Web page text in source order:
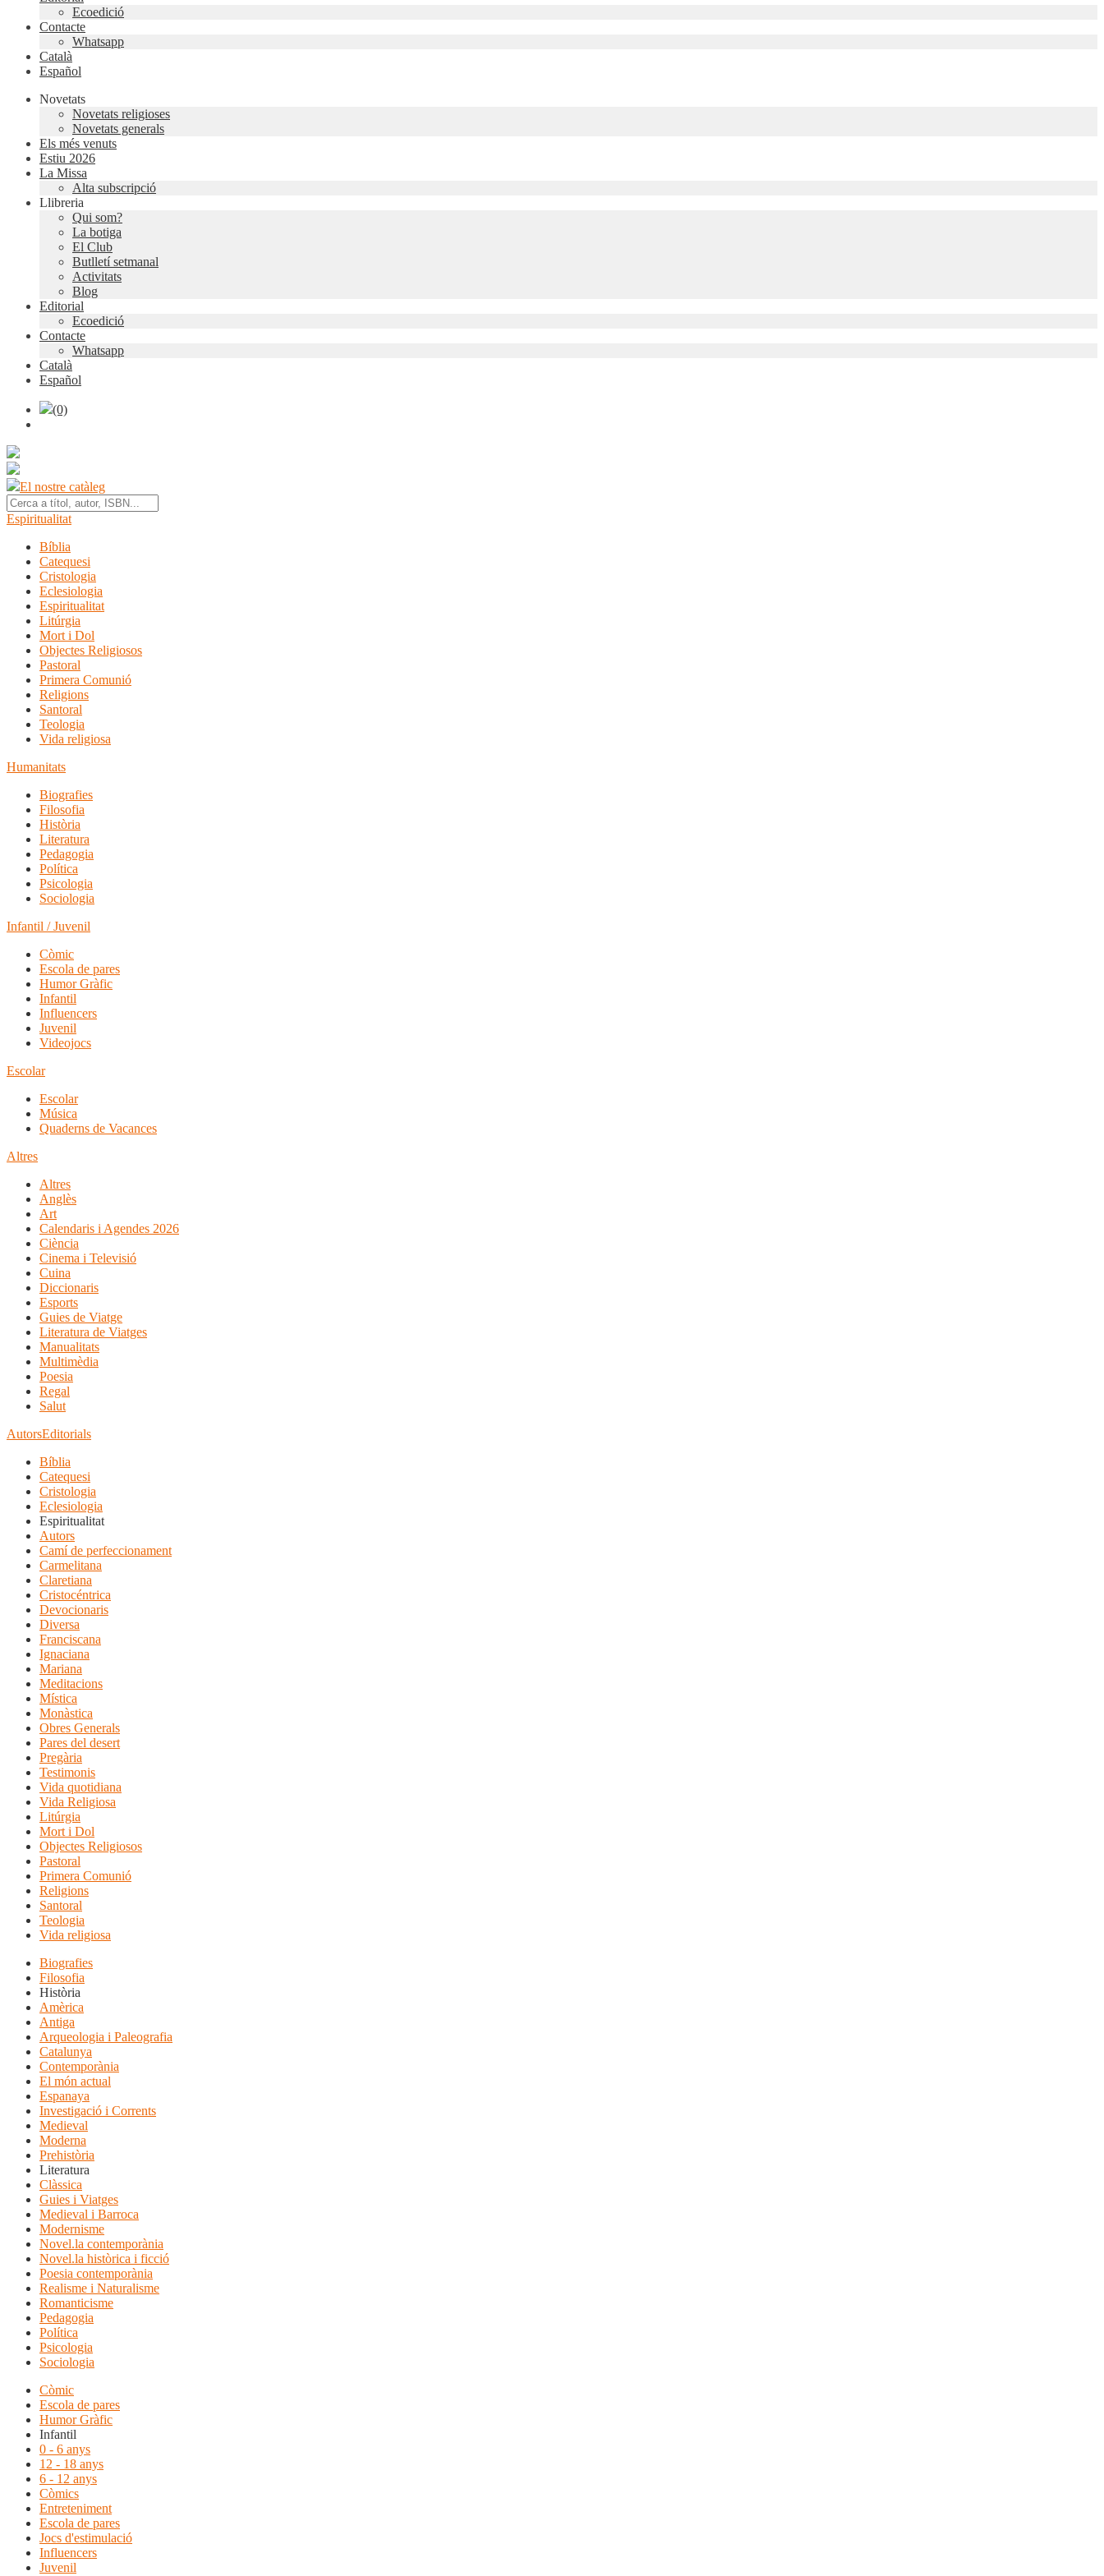
Ecoedició
Contacte
Whatsapp
Català
Español
Novetats
Novetats religioses
Novetats generals
Els més venuts
Estiu 2026
La Missa
Alta subscripció
Llibreria
Qui som?
La botiga
El Club
Butlletí setmanal
Activitats
Blog
Editorial
Ecoedició
Contacte
Whatsapp
Català
Español
(0)
El nostre catàleg
Espiritualitat
Bíblia
Catequesi
Cristologia
Eclesiologia
Espiritualitat
Litúrgia
Mort i Dol
Objectes Religiosos
Pastoral
Primera Comunió
Religions
Santoral
Teologia
Vida religiosa
Humanitats
Biografies
Filosofia
Història
Literatura
Pedagogia
Política
Psicologia
Sociologia
Infantil / Juvenil
Còmic
Escola de pares
Humor Gràfic
Infantil
Influencers
Juvenil
Videojocs
Escolar
Escolar
Música
Quaderns de Vacances
Altres
Altres
Anglès
Art
Calendaris i Agendes 2026
Ciència
Cinema i Televisió
Cuina
Diccionaris
Esports
Guies de Viatge
Literatura de Viatges
Manualitats
Multimèdia
Poesia
Regal
Salut
AutorsEditorials
Bíblia
Catequesi
Cristologia
Eclesiologia
Espiritualitat
Autors
Camí de perfeccionament
Carmelitana
Claretiana
Cristocéntrica
Devocionaris
Diversa
Franciscana
Ignaciana
Mariana
Meditacions
Mística
Monàstica
Obres Generals
Pares del desert
Pregària
Testimonis
Vida quotidiana
Vida Religiosa
Litúrgia
Mort i Dol
Objectes Religiosos
Pastoral
Primera Comunió
Religions
Santoral
Teologia
Vida religiosa
Biografies
Filosofia
Història
Amèrica
Antiga
Arqueologia i Paleografia
Catalunya
Contemporània
El món actual
Espanaya
Investigació i Corrents
Medieval
Moderna
Prehistòria
Literatura
Clàssica
Guies i Viatges
Medieval i Barroca
Modernisme
Novel.la contemporània
Novel.la històrica i ficció
Poesia contemporània
Realisme i Naturalisme
Romanticisme
Pedagogia
Política
Psicologia
Sociologia
Còmic
Escola de pares
Humor Gràfic
Infantil
0 - 6 anys
12 - 18 anys
6 - 12 anys
Còmics
Entreteniment
Escola de pares
Jocs d'estimulació
Influencers
Juvenil